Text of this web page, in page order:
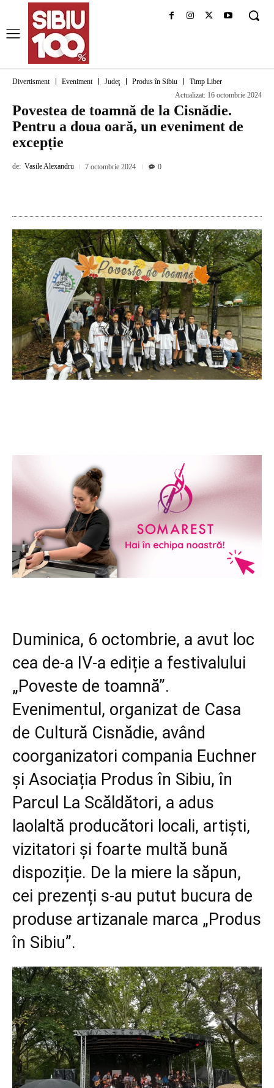
Divertisment Eveniment Judeţ Produs în Sibiu
Timp Liber
Actualizat: 16 octombrie 2024
Povestea de toamnă de la Cisnădie.
Pentru a doua oară, un eveniment de
excepție
de: Vasile Alexandru 7 octombrie 2024 0
Duminica, 6 octombrie, a avut loc
cea de-a IV-a ediție a festivalului
„Poveste de toamnă”.
Evenimentul, organizat de Casa
de Cultură Cisnădie, având
coorganizatori compania Euchner
și Asociația Produs în Sibiu, în
Parcul La Scăldători, a adus
laolaltă producători locali, artiști,
vizitatori și foarte multă bună
dispoziție. De la miere la săpun,
cei prezenți s-au putut bucura de
produse artizanale marca „Produs
în Sibiu”.